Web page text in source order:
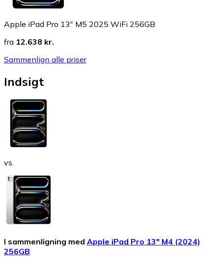
Apple iPad Pro 13" M5 2025 WiFi 256GB
fra 12.638 kr.
Sammenlign alle priser
Indsigt
vs.
I sammenligning med Apple iPad Pro 13" M4 (2024)
256GB